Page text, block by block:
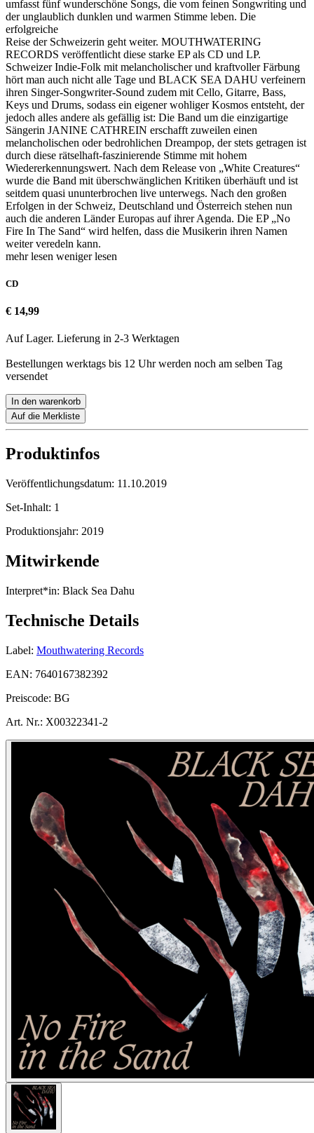
umfasst fünf wunderschöne Songs, die vom feinen Songwriting und
der unglaublich dunklen und warmen Stimme leben. Die
erfolgreiche
Reise der Schweizerin geht weiter. MOUTHWATERING
RECORDS veröffentlicht diese starke EP als CD und LP.
Schweizer Indie-Folk mit melancholischer und kraftvoller Färbung
hört man auch nicht alle Tage und BLACK SEA DAHU verfeinern
ihren Singer-Songwriter-Sound zudem mit Cello, Gitarre, Bass,
Keys und Drums, sodass ein eigener wohliger Kosmos entsteht, der
jedoch alles andere als gefällig ist: Die Band um die einzigartige
Sängerin JANINE CATHREIN erschafft zuweilen einen
melancholischen oder bedrohlichen Dreampop, der stets getragen ist
durch diese rätselhaft-faszinierende Stimme mit hohem
Wiedererkennungswert. Nach dem Release von „White Creatures“
wurde die Band mit überschwänglichen Kritiken überhäuft und ist
seitdem quasi ununterbrochen live unterwegs. Nach den großen
Erfolgen in der Schweiz, Deutschland und Österreich stehen nun
auch die anderen Länder Europas auf ihrer Agenda. Die EP „No
Fire In The Sand“ wird helfen, dass die Musikerin ihren Namen
weiter veredeln kann.
mehr lesen weniger lesen
CD
€ 14,99
Auf Lager. Lieferung in 2-3 Werktagen
Bestellungen werktags bis 12 Uhr werden noch am selben Tag
versendet
In den warenkorb
Auf die Merkliste
Produktinfos
Veröffentlichungsdatum: 11.10.2019
Set-Inhalt: 1
Produktionsjahr: 2019
Mitwirkende
Interpret*in: Black Sea Dahu
Technische Details
Label: Mouthwatering Records
EAN: 7640167382392
Preiscode: BG
Art. Nr.: X00322341-2